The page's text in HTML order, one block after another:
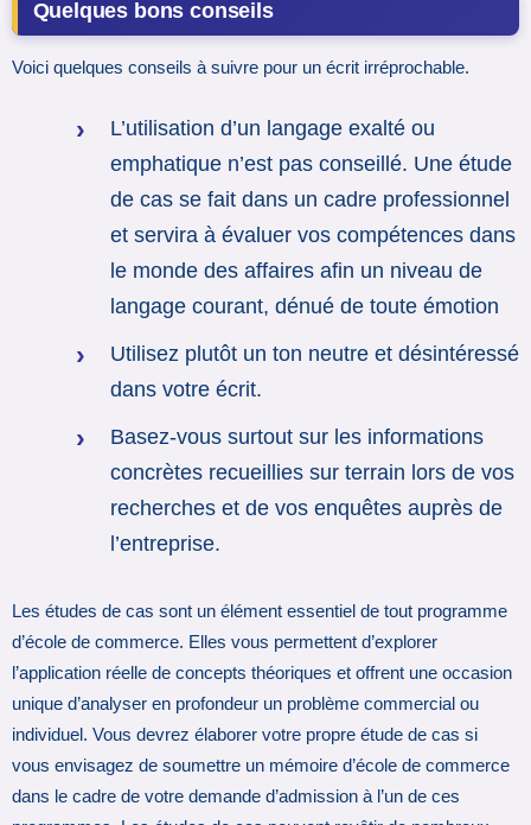
Quelques bons conseils
Voici quelques conseils à suivre pour un écrit irréprochable.
L’utilisation d’un langage exalté ou
emphatique n’est pas conseillé. Une étude
de cas se fait dans un cadre professionnel
et servira à évaluer vos compétences dans
le monde des affaires afin un niveau de
langage courant, dénué de toute émotion
Utilisez plutôt un ton neutre et désintéressé
dans votre écrit.
Basez-vous surtout sur les informations
concrètes recueillies sur terrain lors de vos
recherches et de vos enquêtes auprès de
l’entreprise.
Les études de cas sont un élément essentiel de tout programme
d’école de commerce. Elles vous permettent d’explorer
l’application réelle de concepts théoriques et offrent une occasion
unique d’analyser en profondeur un problème commercial ou
individuel. Vous devrez élaborer votre propre étude de cas si
vous envisagez de soumettre un mémoire d’école de commerce
dans le cadre de votre demande d’admission à l’un de ces